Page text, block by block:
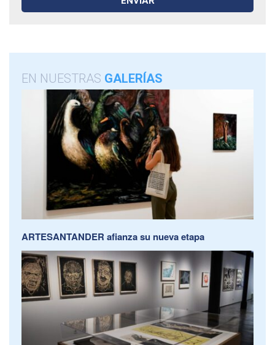
EN NUESTRAS GALERÍAS
ARTESANTANDER afianza su nueva etapa